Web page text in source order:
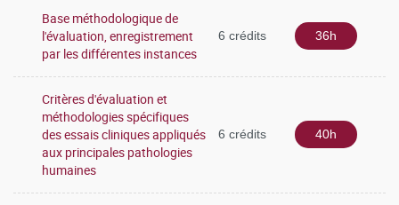
Base méthodologique de
l'évaluation, enregistrement
par les différentes instances
6 crédits 36h
Critères d'évaluation et
méthodologies spécifiques
des essais cliniques appliqués
aux principales pathologies
humaines
6 crédits 40h